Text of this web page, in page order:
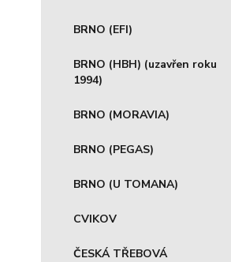
BRNO (EFI)
BRNO (HBH) (uzavřen roku
1994)
BRNO (MORAVIA)
BRNO (PEGAS)
BRNO (U TOMANA)
CVIKOV
ČESKÁ TŘEBOVÁ